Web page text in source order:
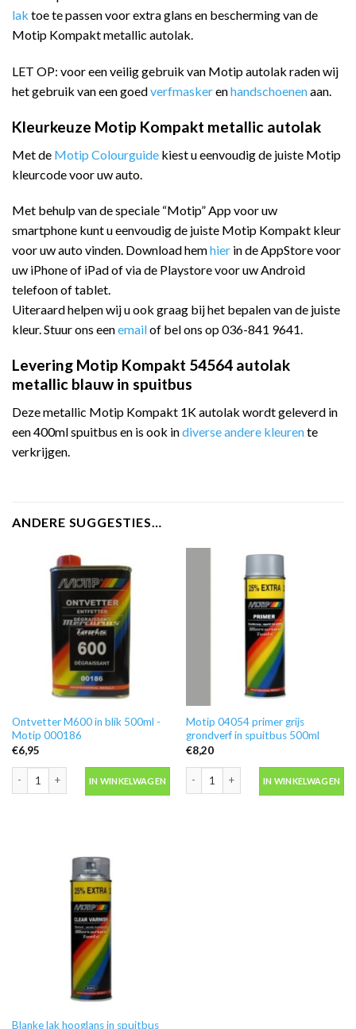
lak toe te passen voor extra glans en bescherming van de
Motip Kompakt metallic autolak.
LET OP: voor een veilig gebruik van Motip autolak raden wij
het gebruik van een goedverfmaskerenhandschoenenaan.
Kleurkeuze Motip Kompakt metallic autolak
Met de Motip Colourguide kiest u eenvoudig de juiste Motip
kleurcode voor uw auto.
Met behulp van de speciale “Motip” App voor uw
smartphone kunt u eenvoudig de juiste Motip Kompakt kleur
voor uw auto vinden. Download hemhier in de AppStore voor
uw iPhone of iPad of via de Playstore voor uw Android
telefoon of tablet.
Uiteraard helpen wij u ook graag bij het bepalen van de juiste
kleur. Stuur ons eenemailof bel ons op 036-841 9641.
Levering Motip Kompakt 54564 autolak
metallic blauw in spuitbus
Deze metallic Motip Kompakt 1K autolak wordt geleverd in
een 400ml spuitbus en is ook indiverse andere kleurente
verkrijgen.
ANDERE SUGGESTIES…
Ontvetter M600 in blik 500ml -
Motip 000186
€6,95
IN WINKELWAGEN
Motip 04054 primer grijs
grondverf in spuitbus 500ml
€8,20
IN WINKELWAGEN
Blanke lak hooglans in spuitbus